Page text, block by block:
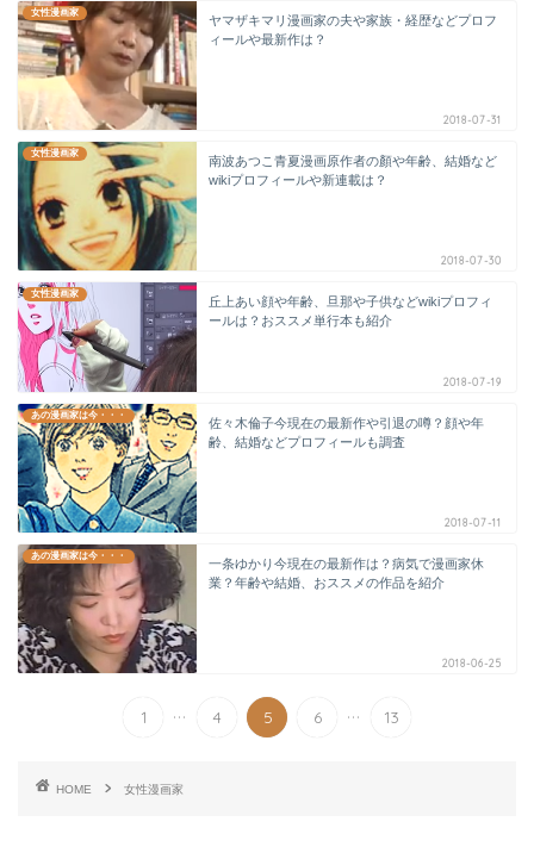
女性漫画家
ヤマザキマリ漫画家の夫や家族・経歴などプロフ
ィールや最新作は？
2018-07-31
女性漫画家
南波あつこ青夏漫画原作者の顏や年齢、結婚など
wikiプロフィールや新連載は？
2018-07-30
女性漫画家
丘上あい顔や年齢、旦那や子供などwikiプロフィ
ールは？おススメ単行本も紹介
2018-07-19
あの漫画家は今・・・
佐々木倫子今現在の最新作や引退の噂？顔や年
齢、結婚などプロフィールも調査
2018-07-11
あの漫画家は今・・・
一条ゆかり今現在の最新作は？病気で漫画家休
業？年齢や結婚、おススメの作品を紹介
2018-06-25
1 ... 4 5 6 ... 13
HOME 女性漫画家